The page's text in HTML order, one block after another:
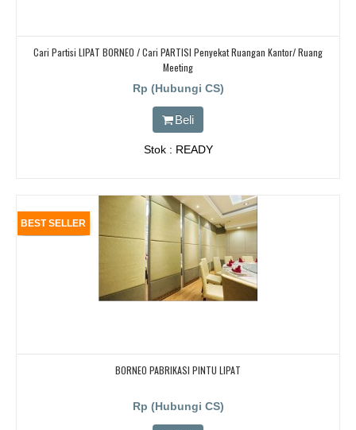
Cari Partisi LIPAT BORNEO / Cari PARTISI Penyekat Ruangan Kantor/ Ruang
Meeting
Rp (Hubungi CS)
Beli
Stok : READY
BEST SELLER
BORNEO PABRIKASI PINTU LIPAT
Rp (Hubungi CS)